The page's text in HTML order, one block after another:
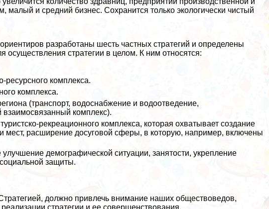
и средний бизнес. Сохранится только экологически чистый
разработаны шесть частных стратегий и определены
стратегии в целом. К ним относятся:
ресурсного комплекса.
комплекса.
(трaнcпорт, водоснабжение и водоотведение,
взаимосвязанный комплекс).
рекреационного комплекса, которая охватывает создание
мест, расширение досуговой сферы, в которую, например, включены
демографической ситуации, занятости, укрепление
защиты.
должно привлечь внимание наших обществоведов,